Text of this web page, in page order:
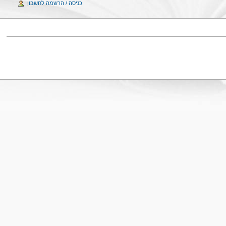
כניסה / הרשמה לחשבון